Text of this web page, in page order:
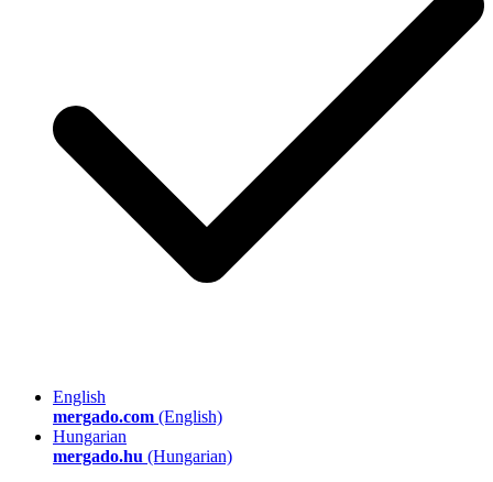
English
mergado.com (English)
Hungarian
mergado.hu (Hungarian)